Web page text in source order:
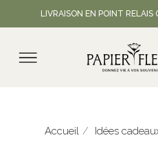
LIVRAISON EN POINT
Accueil Idées